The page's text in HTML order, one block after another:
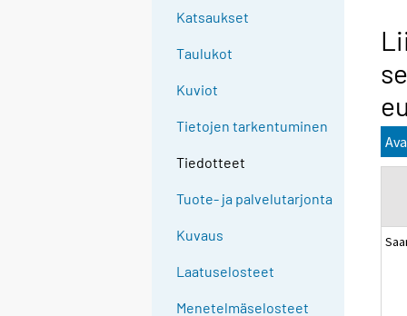
Katsaukset
Taulukot
Kuviot
Tietojen tarkentuminen
Tiedotteet
Tuote- ja palvelutarjonta
Kuvaus
Laatuselosteet
Menetelmäselosteet